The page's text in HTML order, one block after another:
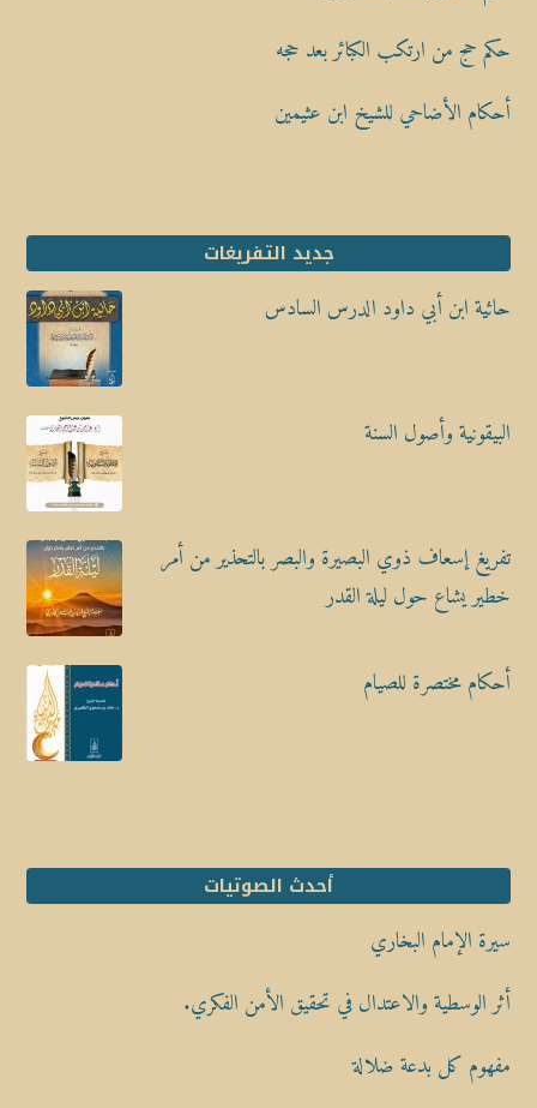
حكم حج من ارتكب الكبائر بعد حجه
أحكام الأضاحي للشيخ ابن عثيمين
جديد التفريغات
حائية ابن أبي داود الدرس السادس
البيقونية وأصول السنة
تفريغ إسعاف ذوي البصيرة والبصر بالتحذير من أمر
خطير يشاع حول ليلة القدر
أحكام مختصرة للصيام
أحدث الصوتيات
سيرة الإمام البخاري
أثر الوسطية والاعتدال في تحقيق الأمن الفكري.
مفهوم كل بدعة ضلالة